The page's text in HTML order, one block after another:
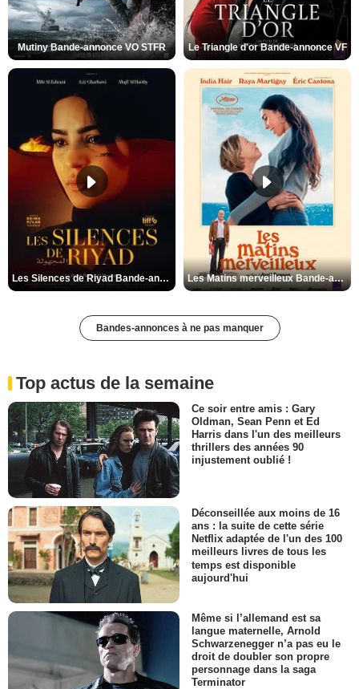
Mutiny Bande-annonce VO STFR Le Triangle d'or Bande-annonce VF
Les Silences de Riyad Bande-annonce VO STFR Les Matins merveilleux Bande-annonce VF
Bandes-annonces à ne pas manquer
Top actus de la semaine
Ce soir entre amis : Gary
Oldman, Sean Penn et Ed
Harris dans l'un des meilleurs
thrillers des années 90
injustement oublié !
Déconseillée aux moins de 16
ans : la suite de cette série
Netflix adaptée de l'un des 100
meilleurs livres de tous les
temps est disponible
aujourd'hui
Même si l’allemand est sa
langue maternelle, Arnold
Schwarzenegger n’a pas eu le
droit de doubler son propre
personnage dans la saga
Terminator